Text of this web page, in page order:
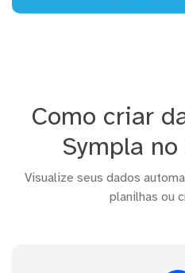
Como criar
Sympla
Visualize seus dados
planilhas ou